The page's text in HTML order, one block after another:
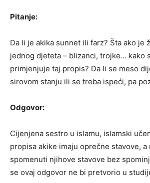
Pitanje:
Da li je akika sunnet ili farz? Šta ako je
jednog djeteta – blizanci, trojke… kako
primjenjuje taj propis? Da li se meso
sirovom stanju ili se treba ispeći, pa
Odgovor:
Cijenjena sestro u islamu, islamski
propisa akike imaju oprečne stavove, a
spomenuti njihove stavove bez
se ovaj odgovor ne bi pretvorio u